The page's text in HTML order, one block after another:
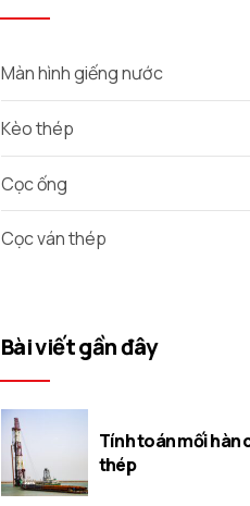
Màn hình giếng nước
Kèo thép
Cọc ống
Cọc ván thép
Bài viết gần đây
Tính toán mối hàn
thép